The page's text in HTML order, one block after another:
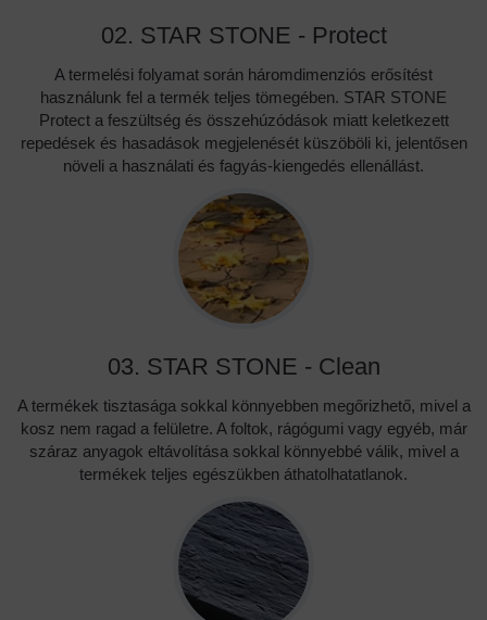
02. STAR STONE - Protect
A termelési folyamat során háromdimenziós erősítést
használunk fel a termék teljes tömegében. STAR STONE
Protect a feszültség és összehúzódások miatt keletkezett
repedések és hasadások megjelenését küszöböli ki, jelentősen
növeli a használati és fagyás-kiengedés ellenállást.
03. STAR STONE - Clean
A termékek tisztasága sokkal könnyebben megőrizhető, mivel a
kosz nem ragad a felületre. A foltok, rágógumi vagy egyéb, már
száraz anyagok eltávolítása sokkal könnyebbé válik, mivel a
termékek teljes egészükben áthatolhatatlanok.